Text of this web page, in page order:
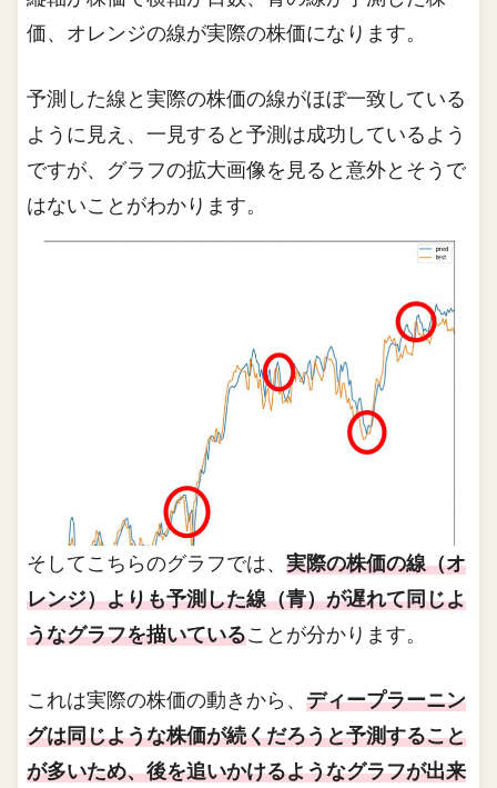
価、オレンジの線が実際の株価になります。
予測した線と実際の株価の線がほぼ一致している
ように見え、一見すると予測は成功しているよう
ですが、グラフの拡大画像を見ると意外とそうで
はないことがわかります。
そしてこちらのグラフでは、実際の株価の線（オ
レンジ）よりも予測した線（青）が遅れて同じよ
うなグラフを描いていることが分かります。
これは実際の株価の動きから、ディープラーニン
グは同じような株価が続くだろうと予測すること
が多いため、後を追いかけるようなグラフが出来